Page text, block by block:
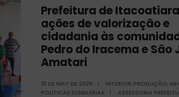
Prefeitura de
ações de valorização e
cidadania às
Pedro do Iracema e São
Amatari
31 DE MAY DE 2025 | INTERIOR, PRODUÇÃO,
POLÍTICAS FUNDIÁRIAS
| ASSESSORIA